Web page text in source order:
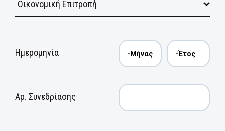
Ημερομηνία
Αρ. Συνεδρίασης